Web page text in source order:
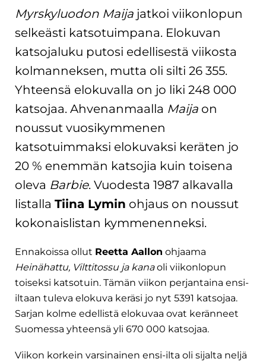
Myrskyluodon Maija jatkoi viikonlopun
selkeästi katsotuimpana. Elokuvan
katsojaluku putosi edellisestä viikosta
kolmanneksen, mutta oli silti 26 355.
Yhteensä elokuvalla on jo liki 248 000
katsojaa. Ahvenanmaalla Maija on
noussut vuosikymmenen
katsotuimmaksi elokuvaksi keräten jo
20 % enemmän katsojia kuin toisena
oleva Barbie. Vuodesta 1987 alkavalla
listalla Tiina Lymin ohjaus on noussut
kokonaislistan kymmenenneksi.
Ennakoissa ollut Reetta Aallon ohjaama
Heinähattu, Vilttitossu ja kanaoli viikonlopun
toiseksi katsotuin. Tämän viikon perjantaina ensi-
iltaan tuleva elokuva keräsi jo nyt 5391 katsojaa.
Sarjan kolme edellistä elokuvaa ovat keränneet
Suomessa yhteensä yli 670 000 katsojaa.
Viikon korkein varsinainen ensi-ilta oli sijalta neljä